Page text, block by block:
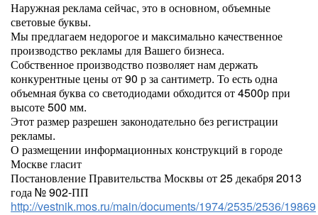
Наружная реклама сейчас, это в основном, объемные
световые буквы.
Мы предлагаем недорогое и максимально качественное
производство рекламы для Вашего бизнеса.
Собственное производство позволяет нам держать
конкурентные цены от 90 р за сантиметр. То есть одна
объемная буква со светодиодами обходится от 4500р при
высоте 500 мм.
Этот размер разрешен законодательно без регистрации
рекламы.
О размещении информационных конструкций в городе
Москве гласит
Постановление Правительства Москвы от 25 декабря 2013
года № 902-ПП
http://vestnik.mos.ru/main/documents/1974/2535/2536/19869